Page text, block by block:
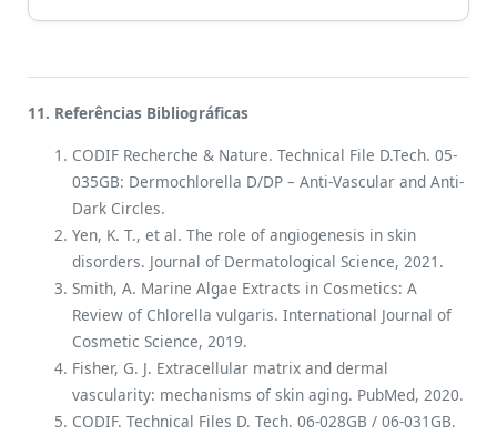
11. Referências Bibliográficas
CODIF Recherche & Nature. Technical File D.Tech. 05-
035GB: Dermochlorella D/DP – Anti-Vascular and Anti-
Dark Circles.
Yen, K. T., et al. The role of angiogenesis in skin
disorders. Journal of Dermatological Science, 2021.
Smith, A. Marine Algae Extracts in Cosmetics: A
Review of Chlorella vulgaris. International Journal of
Cosmetic Science, 2019.
Fisher, G. J. Extracellular matrix and dermal
vascularity: mechanisms of skin aging. PubMed, 2020.
CODIF. Technical Files D. Tech. 06-028GB / 06-031GB.